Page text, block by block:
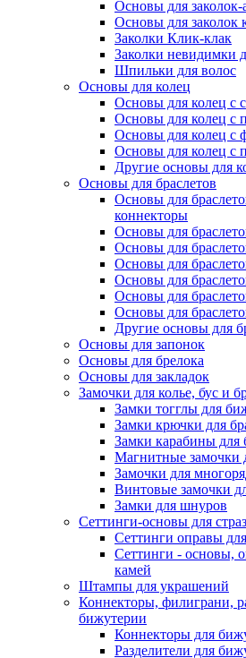
Основы для заколок-
Основы для заколок
Заколки Клик-клак
Заколки невидимки
Шпильки для волос
Основы для колец
Основы для колец с
Основы для колец с
Основы для колец с
Основы для колец с
Другие основы для
Основы для браслетов
Основы для
коннекторы
Основы для
Основы для
Основы для
Основы для
Основы для
Основы для
Другие основы для
Основы для запонок
Основы для брелока
Основы для закладок
Замочки для колье, бус и
Замки тогглы для
Замки крючки для
Замки карабины для
Магнитные замочки
Замочки для
Винтовые замочки
Замки для шнуров
Сеттинги-основы для
Сеттинги оправы для
Сеттинги - основы,
камей
Штампы для украшений
Коннекторы, филиграни,
бижутерии
Коннекторы для
Разделители для